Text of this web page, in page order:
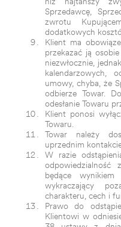
Sprzedawcę,
zwrotu
dodatkowych
Klient ma
przekazać ją
niezwłocznie,
kalendarzowych,
umowy, chyba, że
odbierze Towar.
odesłanie Towaru
Klient ponosi
Towaru.
Towar należy
uprzednim
W razie
odpowiedzialność
będące
wykraczający
charakteru, cech i
Prawo do
Klientowi w